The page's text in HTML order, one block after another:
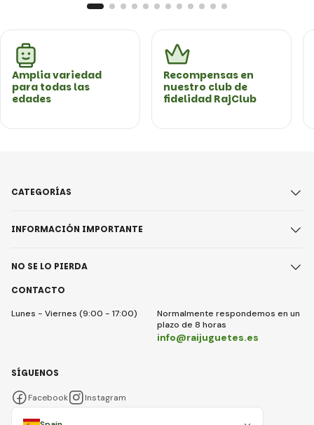
Amplia variedad
para todas las
edades
Recompensas en
nuestro club de
fidelidad RajClub
CONTACTO
Lunes - Viernes (9:00 - 17:00)
Normalmente respondemos en un
plazo de 8 horas
info@raijuguetes.es
CATEGORÍAS
INFORMACIÓN IMPORTANTE
NO SE LO PIERDA
SÍGUENOS
Facebook Instagram